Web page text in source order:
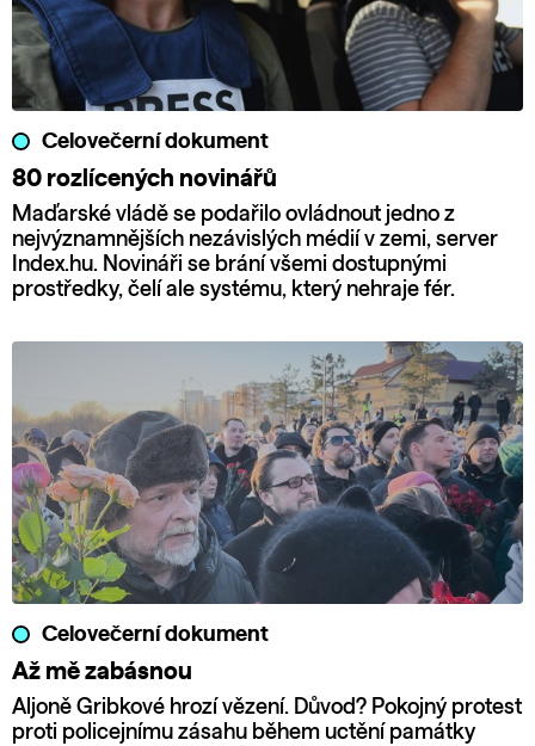
Celovečerní dokument
80 rozlícených novinářů
Maďarské vládě se podařilo ovládnout jedno z
nejvýznamnějších nezávislých médií v zemi, server
Index.hu. Novináři se brání všemi dostupnými
prostředky, čelí ale systému, který nehraje fér.
Celovečerní dokument
Až mě zabásnou
Aljoně Gribkové hrozí vězení. Důvod? Pokojný protest
proti policejnímu zásahu během uctění památky